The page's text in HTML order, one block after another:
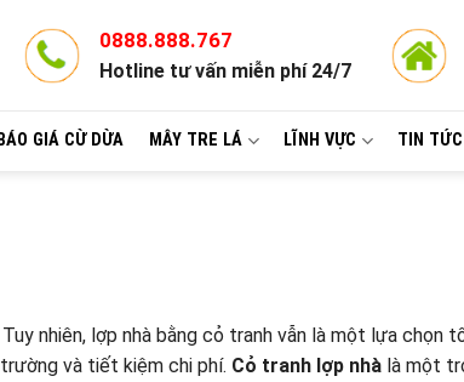
0888.888.767
Hotline tư vấn miễn phí 24/7
BÁO GIÁ CỪ DỪA MÂY TRE LÁ LĨNH VỰC TIN TỨC
nhiên, lợp nhà bằng cỏ tranh vẫn là một lựa chọn
và tiết kiệm chi phí. Cỏ tranh lợp nhà là một